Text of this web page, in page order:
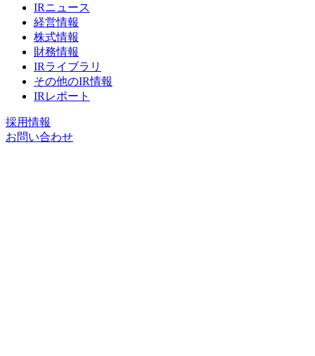
IRニュース
経営情報
株式情報
財務情報
IRライブラリ
その他のIR情報
IRレポート
採用情報
お問い合わせ